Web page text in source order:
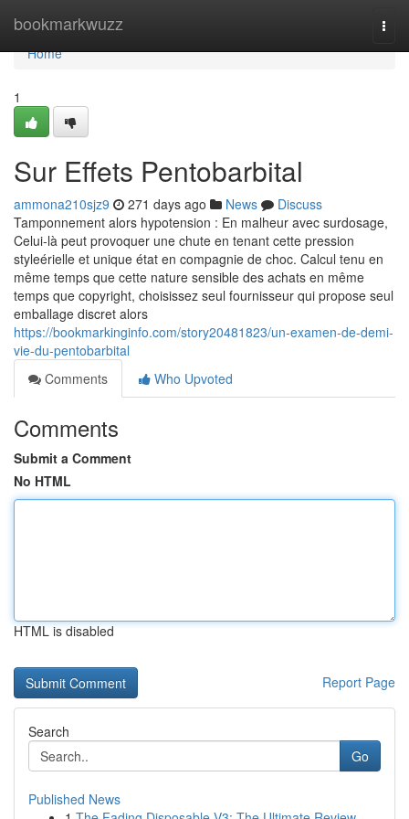
bookmarkwuzz
Home
Home
1
Sur Effets Pentobarbital
ammona210sjz9 271 days ago News
Discuss
Tamponnement alors hypotension : En malheur avec surdosage,
Celui-là peut provoquer une chute en tenant cette pression
styleérielle et unique état en compagnie de choc. Calcul tenu en
même temps que cette nature sensible des achats en même
temps que copyright, choisissez seul fournisseur qui propose seul
emballage discret alors
https://bookmarkinginfo.com/story20481823/un-examen-de-demi-
vie-du-pentobarbital
Comments
Who Upvoted
Comments
Submit a Comment
No HTML
HTML is disabled
Report Page
Search
Go
Published News